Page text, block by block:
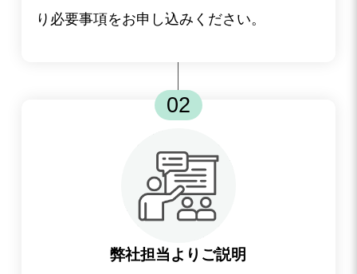
り必要事項をお申し込みください。
02
弊社担当よりご説明